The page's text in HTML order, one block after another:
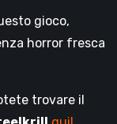
gioco,
horror fresca
trovare il